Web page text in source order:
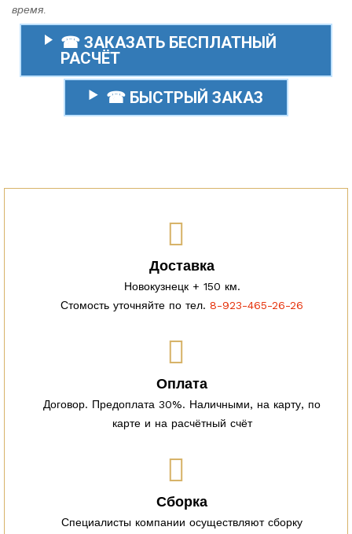
время.
☎ ЗАКАЗАТЬ БЕСПЛАТНЫЙ
РАСЧЁТ
☎ БЫСТРЫЙ ЗАКАЗ
Доставка
Новокузнецк + 150 км.
Стомость уточняйте по тел. 8-923-465-26-26
Оплата
Договор. Предоплата 30%. Наличными, на карту, по
карте и на расчётный счёт
Сборка
Специалисты компании осуществляют сборку